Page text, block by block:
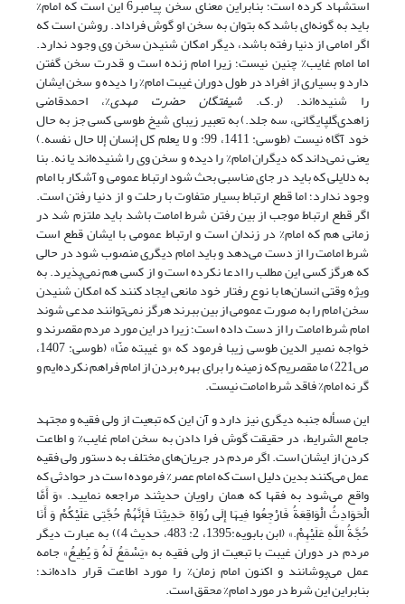
استشهاد کرده است؛ بنابراین معنای سخن پیامبر6 این است که امام%
باید به گونه‌ای باشد که بتوان به سخن او گوش فراداد. روشن است که
اگر امامی از دنیا رفته باشد، دیگر امکان شنیدن سخن وی وجود ندارد.
اما امام غایب% چنین نیست؛ زیرا امام زنده است و قدرت سخن گفتن
دارد و بسیاری از افراد در طول دوران غیبت امام% را دیده و سخن ایشان
را شنیده‌اند. (ر.ک. شیفتگان حضرت مهدی%، احمدقاضی
زاهدی‌گلپایگانی، سه جلد.) به تعبیر زیبای شیخ طوسی کسی جز به حال
خود آگاه نیست (طوسی: 1411، 99: و لا یعلم‏ کل إنسان إلا حال نفسه‏.)
یعنی نمی‌داند که دیگران امام% را دیده و سخن وی را شنیده‌اند یا نه. بنا
به دلایلی که باید در جای مناسبی بحث شود ارتباط عمومی و آشکار با امام
وجود ندارد؛ اما قطع ارتباط بسیار متفاوت با رحلت و از دنیا رفتن است.
اگر قطع ارتباط موجب از بین رفتن شرط امامت باشد باید ملتزم شد در
زمانی هم که امام% در زندان است و ارتباط عمومی با ایشان قطع است
شرط امامت را از دست می‌دهد و باید امام دیگری منصوب شود در حالی
که هرگز کسی این مطلب را ادعا نکرده است و از کسی هم نمی‌پذیرد. به
ویژه وقتی انسان‌ها با نوع رفتار خود مانعی ایجاد ‌کنند که امکان شنیدن
سخن امام را به صورت عمومی از بین ببرند هرگز نمی‌توانند مدعی شوند
امام شرط امامت را از دست داده است؛ زیرا در این مورد مردم مقصرند و
خواجه نصیر الدین طوسی زیبا فرمود که «و غیبته منّا» (طوسی: 1407،
ص221) ما مقصریم که زمینه را برای بهره بردن از امام فراهم نکرده‌ایم و
گر نه امام% فاقد شرط امامت نیست.
این مسأله جنبه دیگری نیز دارد و آن این که تبعیت از ولی فقیه و مجتهد
جامع الشرایط، در حقیقت گوش فرا دادن به سخن امام غایب% و اطاعت
کردن از ایشان است. اگر مردم در جریان‌های مختلف به دستور ولی فقیه
عمل می‌کنند بدین دلیل است که امام عصر% فرموده است در حوادثی که
واقع می‌شود به فقها که همان راویان حدیثند مراجعه نمایید. «وَ أَمَّا
الْحَوَادِثُ‏ الْوَاقِعَةُ فَارْجِعُوا فِیهَا إِلَى رُوَاةِ حَدِیثِنَا فَإِنَّهُمْ حُجَّتِی عَلَیْکُمْ وَ أَنَا
حُجَّةُ اللَّهِ عَلَیْهِمْ.» (ابن بابویه:1395، ‏2: 483، حدیث 4)) به عبارت دیگر
مردم در دوران غیبت با تبعیت از ولی فقیه به «یَسْمَعُ لَهُ وَ یُطِیعُ» جامه
عمل می‌پوشانند و اکنون امام زمان% را مورد اطاعت قرار داده‌اند؛
بنابراین این شرط در مورد امام% محقق است.